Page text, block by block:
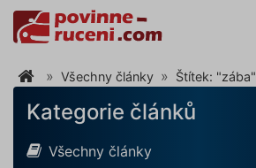
Všechny články Štítek: "zába"
Kategorie článků
Všechny články